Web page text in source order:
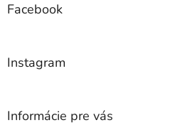
Facebook
Instagram
Informácie pre vás